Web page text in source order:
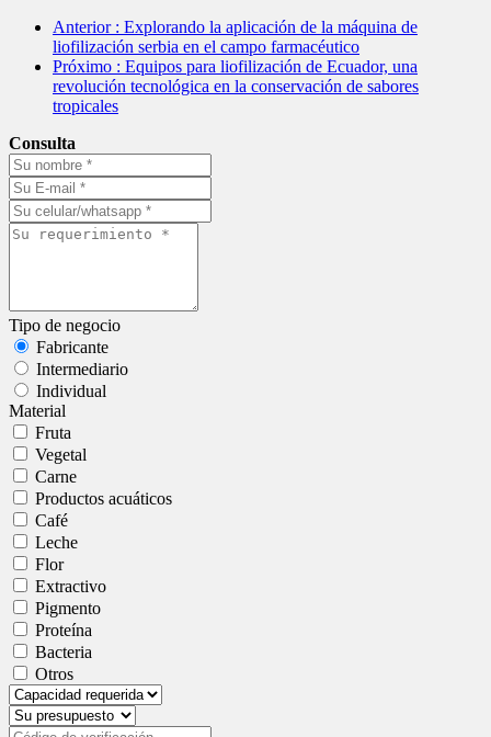
Anterior : Explorando la aplicación de la máquina de
liofilización serbia en el campo farmacéutico
Próximo : Equipos para liofilización de Ecuador, una
revolución tecnológica en la conservación de sabores
tropicales
Consulta
Tipo de negocio
Fabricante
Intermediario
Individual
Material
Fruta
Vegetal
Carne
Productos acuáticos
Café
Leche
Flor
Extractivo
Pigmento
Proteína
Bacteria
Otros